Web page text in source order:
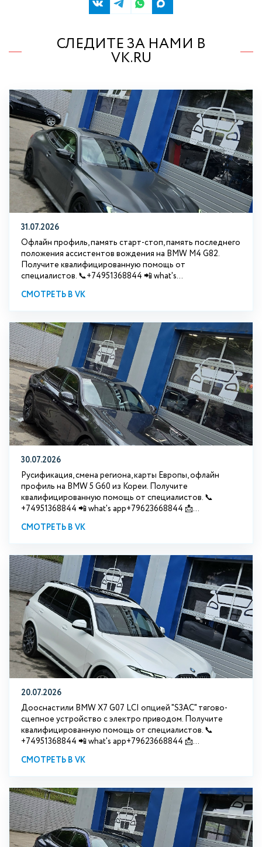
СЛЕДИТЕ ЗА НАМИ В
VK.RU
31.07.2026
Офлайн профиль, память старт-стоп, память последнего
положения ассистентов вождения на BMW М4 G82.
Получите квалифицированную помощь от
специалистов. 📞+74951368844 📲 what's...
СМОТРЕТЬ В VK
30.07.2026
Русификация, смена региона, карты Европы, офлайн
профиль на BMW 5 G60 из Кореи. Получите
квалифицированную помощь от специалистов. 📞
+74951368844 📲 what's app+79623668844 📩...
СМОТРЕТЬ В VK
20.07.2026
Дооснастили BMW Х7 G07 LCI опцией "S3АС" тягово-
сцепное устройство с электро приводом. Получите
квалифицированную помощь от специалистов. 📞
+74951368844 📲 what's app+79623668844 📩...
СМОТРЕТЬ В VK